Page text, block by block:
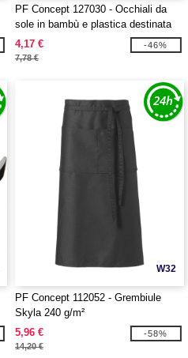
PF Concept 127030 - Occhiali da
sole in bambù e plastica destinata
agli oceani Sun Ray
4,17 €
7,78 €
-46%
W32
PF Concept 112052 - Grembiule
Skyla 240 g/m²
5,96 €
14,20 €
-58%